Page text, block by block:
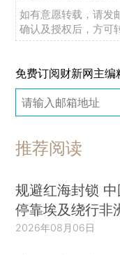
如有意愿转载，请发
确认及授权后，方可
免费订阅财新网主编
推荐阅读
规避红海封锁
停靠埃及绕行非
2026年08月06日